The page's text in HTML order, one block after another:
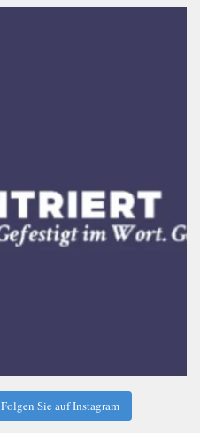
Folgen Sie auf Instagram